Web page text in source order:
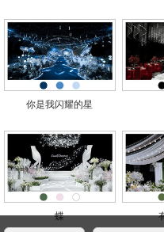
你是我闪耀的星
蝶